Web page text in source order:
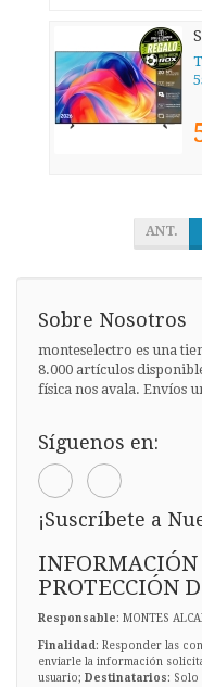
ANT.
Sobre Nosotros
monteselectro es una
8.000 artículos
física nos avala. Envíos
Síguenos en:
¡Suscríbete a
INFORMACIÓN
PROTECCIÓN
Responsable: MONTES
Finalidad: Responder las
enviarle la información
usuario; Destinatarios: Solo